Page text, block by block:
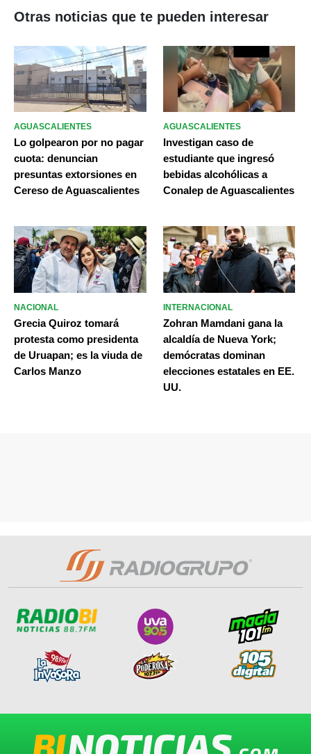
Otras noticias que te pueden interesar
AGUASCALIENTES
Lo golpearon por no pagar
cuota: denuncian
presuntas extorsiones en
Cereso de Aguascalientes
AGUASCALIENTES
Investigan caso de
estudiante que ingresó
bebidas alcohólicas a
Conalep de Aguascalientes
NACIONAL
Grecia Quiroz tomará
protesta como presidenta
de Uruapan; es la viuda de
Carlos Manzo
INTERNACIONAL
Zohran Mamdani gana la
alcaldía de Nueva York;
demócratas dominan
elecciones estatales en EE.
UU.